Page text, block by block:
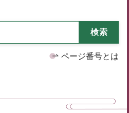
ページ番号とは